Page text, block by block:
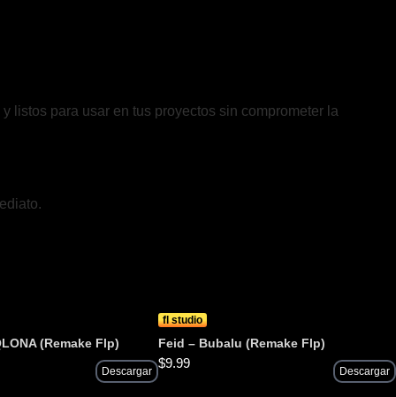
listos para usar en tus proyectos sin comprometer la
(Remake Flp)
Descargar
fl studio
Feid – Bubalu (Remake Flp)
$9.99
Descargar